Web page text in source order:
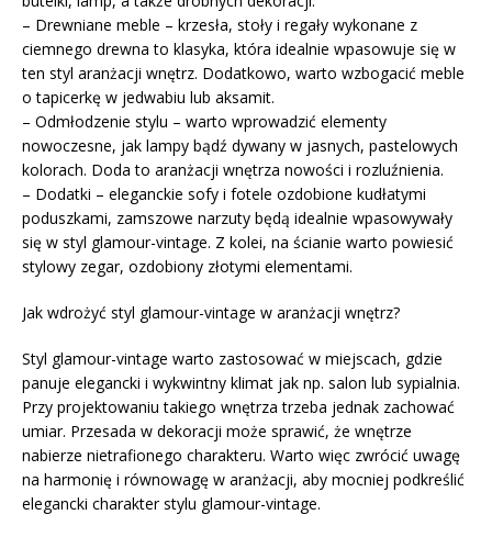
– Drewniane meble – krzesła, stoły i regały wykonane z
ciemnego drewna to klasyka, która idealnie wpasowuje się w
ten styl aranżacji wnętrz. Dodatkowo, warto wzbogacić meble
o tapicerkę w jedwabiu lub aksamit.
– Odmłodzenie stylu – warto wprowadzić elementy
nowoczesne, jak lampy bądź dywany w jasnych, pastelowych
kolorach. Doda to aranżacji wnętrza nowości i rozluźnienia.
– Dodatki – eleganckie sofy i fotele ozdobione kudłatymi
poduszkami, zamszowe narzuty będą idealnie wpasowywały
się w styl glamour-vintage. Z kolei, na ścianie warto powiesić
stylowy zegar, ozdobiony złotymi elementami.
Jak wdrożyć styl glamour-vintage w aranżacji wnętrz?
Styl glamour-vintage warto zastosować w miejscach, gdzie
panuje elegancki i wykwintny klimat jak np. salon lub sypialnia.
Przy projektowaniu takiego wnętrza trzeba jednak zachować
umiar. Przesada w dekoracji może sprawić, że wnętrze
nabierze nietrafionego charakteru. Warto więc zwrócić uwagę
na harmonię i równowagę w aranżacji, aby mocniej podkreślić
elegancki charakter stylu glamour-vintage.